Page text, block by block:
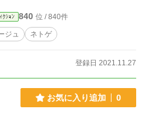
ｸｼｮﾝ 840 位 / 840件
ジュ ネトゲ
登録日 2021.11.27
お気に入り追加 0